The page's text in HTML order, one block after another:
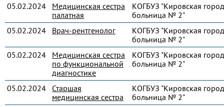
05.02.2024
Медицинская сестра
палатная
КОГБУЗ "Кировская
больница № 2"
05.02.2024
Врач-рентгенолог
КОГБУЗ "Кировская
больница № 2"
05.02.2024
Медицинская сестра
по функциональной
диагностике
КОГБУЗ "Кировская
больница № 2"
05.02.2024
Старшая
медицинская сестра
КОГБУЗ "Кировская
больница № 2"